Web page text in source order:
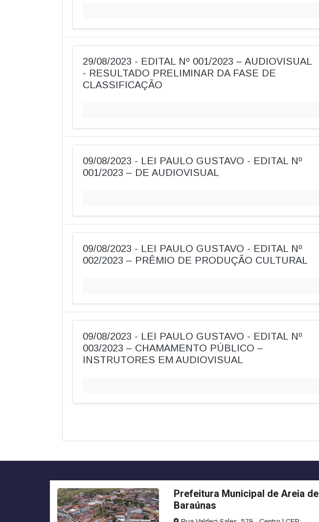
29/08/2023 - EDITAL Nº 001/2023 – AUDIOVISUAL
- RESULTADO PRELIMINAR DA FASE DE
CLASSIFICAÇÃO
09/08/2023 - LEI PAULO GUSTAVO - EDITAL Nº
001/2023 – DE AUDIOVISUAL
09/08/2023 - LEI PAULO GUSTAVO - EDITAL Nº
002/2023 – PRÊMIO DE PRODUÇÃO CULTURAL
09/08/2023 - LEI PAULO GUSTAVO - EDITAL Nº
003/2023 – CHAMAMENTO PÚBLICO –
INSTRUTORES EM AUDIOVISUAL
Prefeitura Municipal de Areia de
Baraúnas